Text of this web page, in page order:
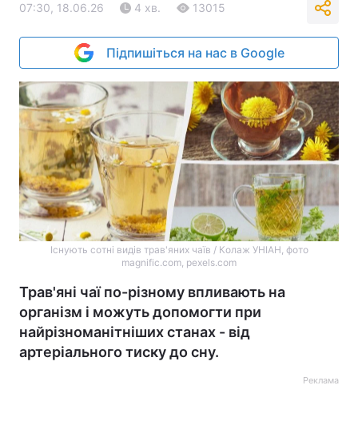
07:30, 18.06.26 4 хв. 13015
Підпишіться на нас в Google
Існують сотні видів трав'яних чаїв / Колаж УНІАН, фото
magnific.com, pexels.com
Трав'яні чаї по-різному впливають на
організм і можуть допомогти при
найрізноманітніших станах - від
артеріального тиску до сну.
Реклама